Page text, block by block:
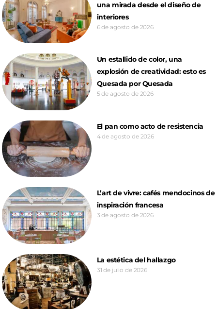
una mirada desde el diseño de
interiores
6 de agosto de 2026
Un estallido de color, una
explosión de creatividad: esto es
Quesada por Quesada
5 de agosto de 2026
El pan como acto de resistencia
4 de agosto de 2026
L’art de vivre: cafés mendocinos de
inspiración francesa
3 de agosto de 2026
La estética del hallazgo
31 de julio de 2026